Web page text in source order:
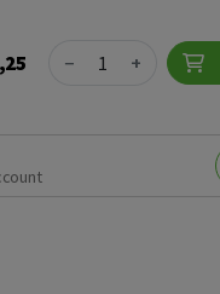
Quantity
− +